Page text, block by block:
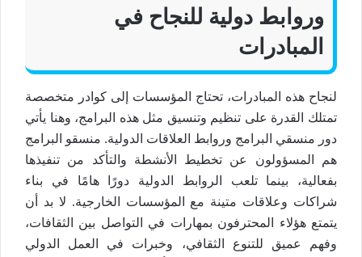
وروابط دولية للنجاح في
المبادرات
لنجاح هذه المبادرات، تحتاج المؤسسات إلى كوادر متخصصة
تمتلك القدرة على تنظيم وتنسيق مثل هذه البرامج، وهنا يأتي
دور منسقي البرامج وروابط العلاقات الدولية. منسقو البرامج
هم المسؤولون عن تخطيط الأنشطة والتأكد من تنفيذها
بفعالية، بينما تلعب الروابط الدولية دورًا هامًا في بناء
شراكات وعلاقات متينة مع المؤسسات الخارجية. لا بد أن
يتمتع هؤلاء المحترفون بمهارات في التواصل بين الثقافات،
وفهم عميق للتنوع الثقافي، وخبرات في العمل الدولي